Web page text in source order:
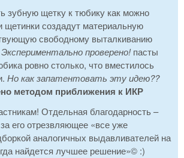
зубную щетку к тюбику как можно
щетинки создадут материальную
свободному выталкиванию
Экспериментально проверено!пасты
ровно столько, что вместилось
Но как запатентовать эту идею??
методом приближения к ИКР
Отдельная благодарность –
за его отрезвляющее «все уже
аналогичных выдавливателей на
найдется лучшее решение»© :)